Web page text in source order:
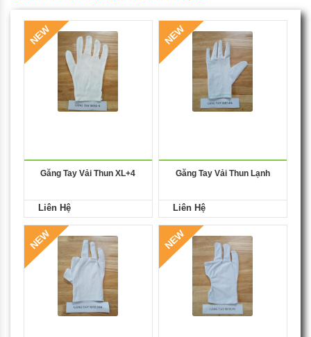
NEW
Găng Tay Vải Thun XL+4
Liên Hệ
NEW
Găng Tay Vải Thun Lạnh
Liên Hệ
NEW NEW